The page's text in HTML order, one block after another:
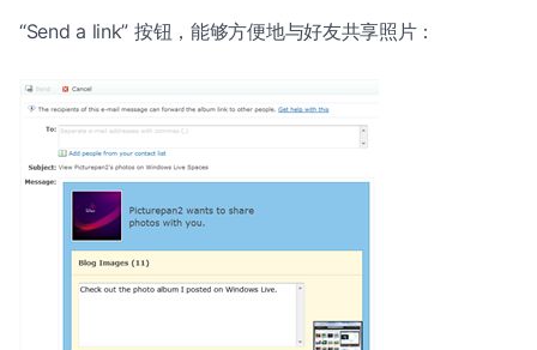
“Send a link” 按钮，能够方便地与好友共享照片：